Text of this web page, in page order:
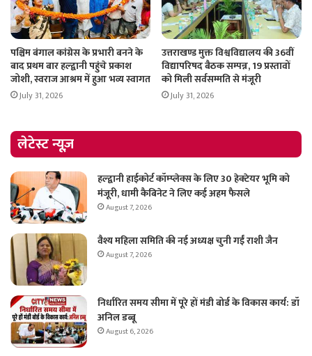
पश्चिम बंगाल कांग्रेस के प्रभारी बनने के
बाद प्रथम बार हल्द्वानी पहुंचे प्रकाश
जोशी, स्वराज आश्रम में हुआ भव्य स्वागत
July 31, 2026
उत्तराखण्ड मुक्त विश्वविद्यालय की 36वीं
विद्यापरिषद बैठक सम्पन्न, 19 प्रस्तावों
को मिली सर्वसम्मति से मंजूरी
July 31, 2026
लेटेस्ट न्यूज़
हल्द्वानी हाईकोर्ट कॉम्प्लेक्स के लिए 30 हेक्टेयर भूमि को
मंजूरी, धामी कैबिनेट ने लिए कई अहम फैसले
August 7, 2026
वैश्य महिला समिति की नई अध्यक्ष चुनी गईं राशी जैन
August 7, 2026
निर्धारित समय सीमा में पूरे हों मंडी बोर्ड के विकास कार्य: डॉ
अनिल डब्बू
August 6, 2026